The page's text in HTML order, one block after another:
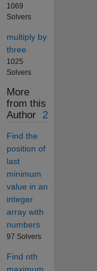
1069
Solvers
multiply by
three
1025
Solvers
More
from this
Author
2
Find the
position of
last
minimum
value in an
integer
array with
numbers
97 Solvers
Find nth
maximum